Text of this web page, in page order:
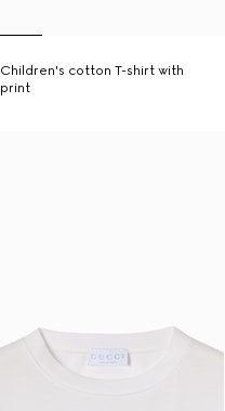
Children's cotton T-shirt with
print